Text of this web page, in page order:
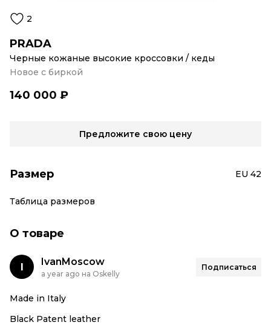
2
PRADA
Черные кожаные высокие кроссовки / кеды
Новое с биркой
140 000 ₽
Предложите свою цену
Размер EU 42
Таблица размеров
О товаре
I IvanMoscow
a year ago на Oskelly
Подписаться
Made in Italy
Black Patent leather